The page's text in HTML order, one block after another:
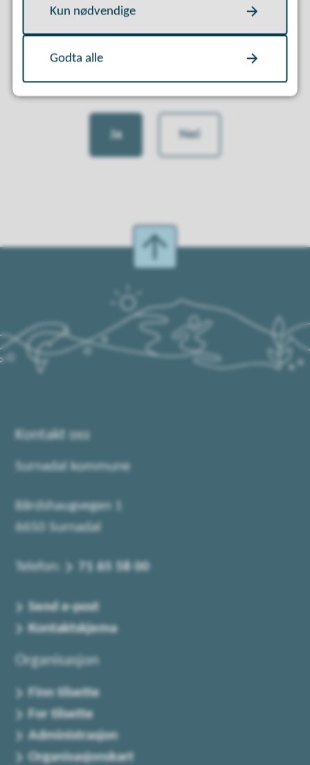
Fann du det du leita etter?
Ja Nei
Kontakt oss
Surnadal kommune
Bårdshaugvegen 1
6650 Surnadal
Telefon: 71 65 58 00
Send e-post
Kontaktskjema
Organisasjon
Finn tilsette
For tilsette
Administrasjon
Organisasjonskart
Kun nødvendige
Godta alle